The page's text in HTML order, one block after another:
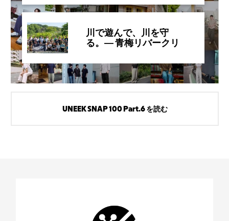
AMAMI、再始動-
川で遊んで、川を守
る。― 青梅リバークリ
KEENのLeave No
Trace
UNEEK SNAP 100 Part.6 を読む